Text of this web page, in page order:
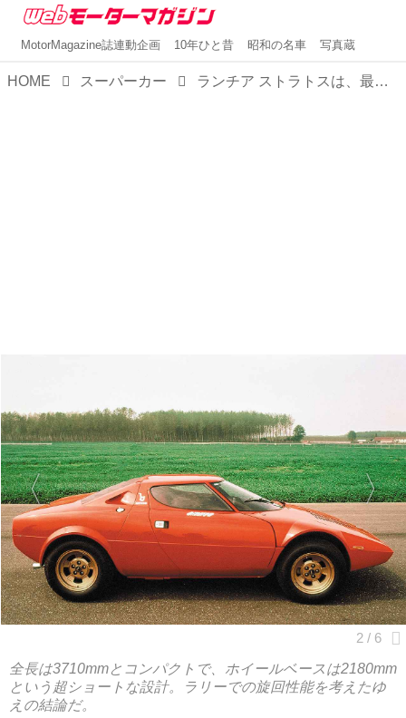
MotorMagazine誌連動企画 10年ひと昔 昭和の名車 写真蔵
HOME スーパーカー ランチア ストラトスは、最初からラリーでの勝利を考えて作られたマシンだった【スーパーカークロニクル・完全版／014】
全長は3710mmとコンパクトで、ホイールベースは2180mm
という超ショートな設計。ラリーでの旋回性能を考えたゆ
えの結論だ。